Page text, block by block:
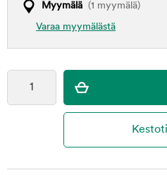
Myymälä (1 myymälä)
Varaa myymälästä